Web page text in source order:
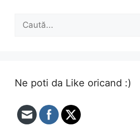
Caută
Ne poti da Like oricand :)